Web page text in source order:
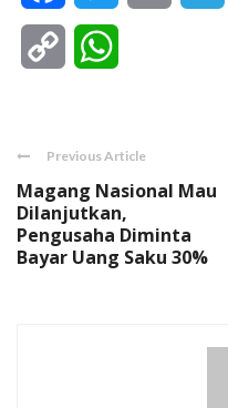
Copy
Previous Article
Magang Nasional Mau
Dilanjutkan,
Pengusaha Diminta
Bayar Uang Saku 30%